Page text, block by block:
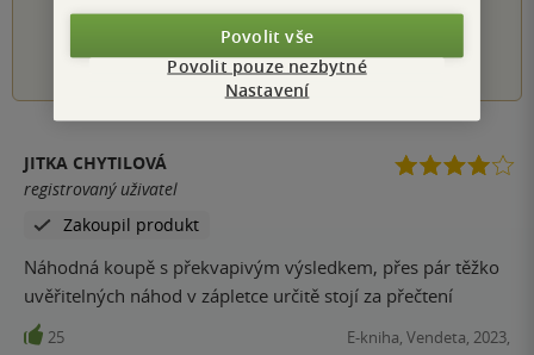
2 3 4 5
JITKA CHYTILOVÁ
registrovaný uživatel
Zakoupil produkt
Náhodná koupě s překvapivým výsledkem, přes pár těžko
uvěřitelných náhod v zápletce určitě stojí za přečtení
25 E-kniha, Vendeta, 2023,
Povolit vše
Povolit pouze nezbytné
Nastavení